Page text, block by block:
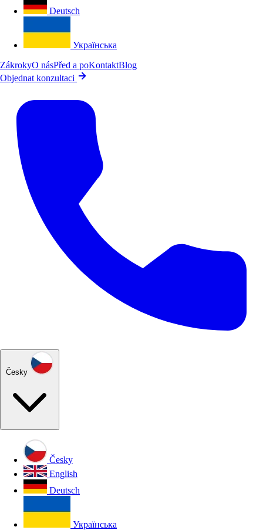
Deutsch
Українська
ZákrokyO násPřed a poKontaktBlog
Objednat konzultaci
Česky
Česky
English
Deutsch
Українська